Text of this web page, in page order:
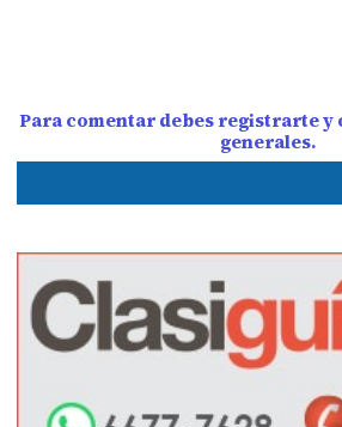
Para comentar debes registrarte y
generales.